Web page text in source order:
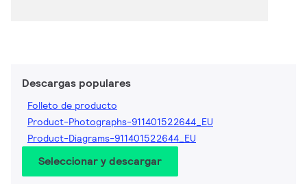
Descargas populares
Folleto de producto
Product-Photographs-911401522644_EU
Product-Diagrams-911401522644_EU
Seleccionar y descargar